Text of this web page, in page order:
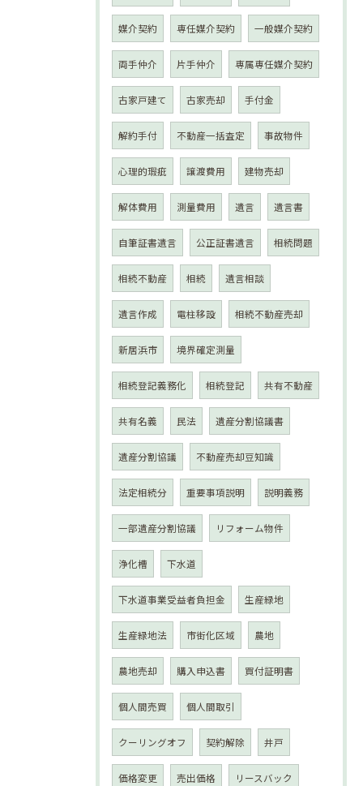
媒介契約 専任媒介契約 一般媒介契約
両手仲介 片手仲介 専属専任媒介契約
古家戸建て 古家売却 手付金
解約手付 不動産一括査定 事故物件
心理的瑕疵 譲渡費用 建物売却
解体費用 測量費用 遺言 遺言書
自筆証書遺言 公正証書遺言 相続問題
相続不動産 相続 遺言相談
遺言作成 電柱移設 相続不動産売却
新居浜市 境界確定測量
相続登記義務化 相続登記 共有不動産
共有名義 民法 遺産分割協議書
遺産分割協議 不動産売却豆知識
法定相続分 重要事項説明 説明義務
一部遺産分割協議 リフォーム物件
浄化槽 下水道
下水道事業受益者負担金 生産緑地
生産緑地法 市街化区域 農地
農地売却 購入申込書 買付証明書
個人間売買 個人間取引
クーリングオフ 契約解除 井戸
価格変更 売出価格 リースバック